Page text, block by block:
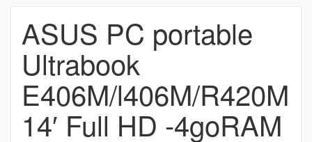
ASUS PC portable
Ultrabook
E406M/l406M/R420M
14′ Full HD -4goRAM